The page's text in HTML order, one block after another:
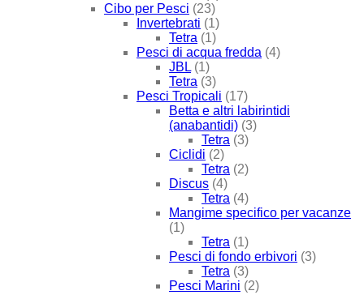
Cibo per Pesci (23)
Invertebrati (1)
Tetra (1)
Pesci di acqua fredda (4)
JBL (1)
Tetra (3)
Pesci Tropicali (17)
Betta e altri labirintidi
(anabantidi) (3)
Tetra (3)
Ciclidi (2)
Tetra (2)
Discus (4)
Tetra (4)
Mangime specifico per vacanze
(1)
Tetra (1)
Pesci di fondo erbivori (3)
Tetra (3)
Pesci Marini (2)